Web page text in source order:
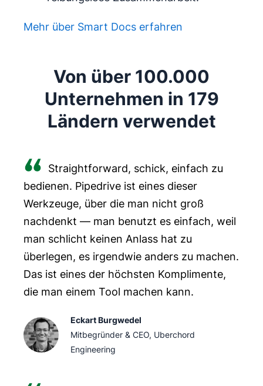
Mehr über Smart Docs erfahren
Von über 100.000
Unternehmen in 179
Ländern verwendet
Straightforward, schick, einfach zu
bedienen. Pipedrive ist eines dieser
Werkzeuge, über die man nicht groß
nachdenkt — man benutzt es einfach, weil
man schlicht keinen Anlass hat zu
überlegen, es irgendwie anders zu machen.
Das ist eines der höchsten Komplimente,
die man einem Tool machen kann.
Eckart Burgwedel
Mitbegründer & CEO, Uberchord
Engineering